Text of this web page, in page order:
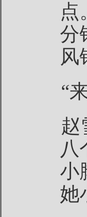
点
分
风
“
赵
八
小
她